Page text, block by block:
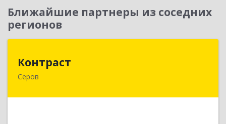
Ближайшие партнеры из соседних
регионов
Контраст
Серов
624993, Свердловская обл, Серов г, Ленина ул,